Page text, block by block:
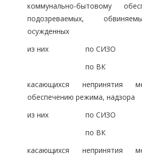
коммунально-бытовому
подозреваемых,
осужденных
из них по СИЗО
по ВК
касающихся непринятия
обеспечению режима, надзора
из них по СИЗО
по ВК
касающихся непринятия